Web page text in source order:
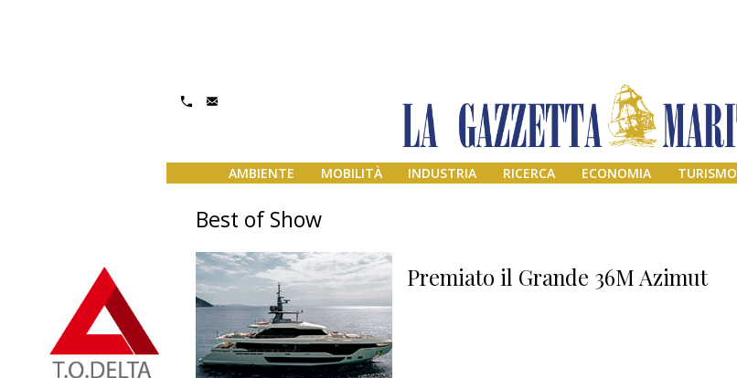
AMBIENTE MOBILITÀ INDUSTRIA RICERCA ECONOMIA TURISMO
Best of Show
Premiato il Grande 36M Azimut